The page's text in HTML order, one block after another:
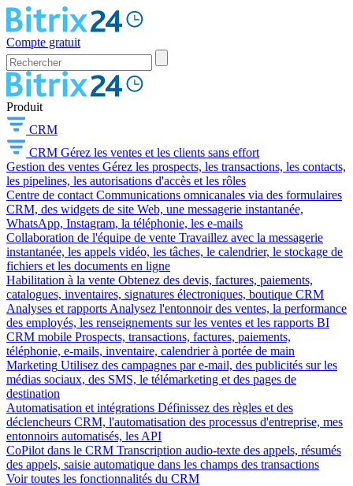
Compte gratuit
Produit
CRM
CRM Gérez les ventes et les clients sans effort
Gestion des ventes Gérez les prospects, les transactions, les contacts,
les pipelines, les autorisations d'accès et les rôles
Centre de contact Communications omnicanales via des formulaires
CRM, des widgets de site Web, une messagerie instantanée,
WhatsApp, Instagram, la téléphonie, les e-mails
Collaboration de l'équipe de vente Travaillez avec la messagerie
instantanée, les appels vidéo, les tâches, le calendrier, le stockage de
fichiers et les documents en ligne
Habilitation à la vente Obtenez des devis, factures, paiements,
catalogues, inventaires, signatures électroniques, boutique CRM
Analyses et rapports Analysez l'entonnoir des ventes, la performance
des employés, les renseignements sur les ventes et les rapports BI
CRM mobile Prospects, transactions, factures, paiements,
téléphonie, e-mails, inventaire, calendrier à portée de main
Marketing Utilisez des campagnes par e-mail, des publicités sur les
médias sociaux, des SMS, le télémarketing et des pages de
destination
Automatisation et intégrations Définissez des règles et des
déclencheurs CRM, l'automatisation des processus d'entreprise, mes
entonnoirs automatisés, les API
CoPilot dans le CRM Transcription audio-texte des appels, résumés
des appels, saisie automatique dans les champs des transactions
Voir toutes les fonctionnalités du CRM